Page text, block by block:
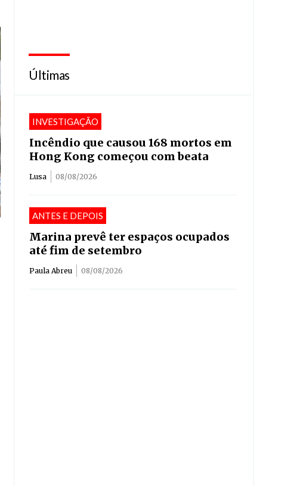
Últimas
INVESTIGAÇÃO
Incêndio que causou 168 mortos em
Hong Kong começou com beata
Lusa 08/08/2026
ANTES E DEPOIS
Marina prevê ter espaços ocupados
até fim de setembro
Paula Abreu 08/08/2026